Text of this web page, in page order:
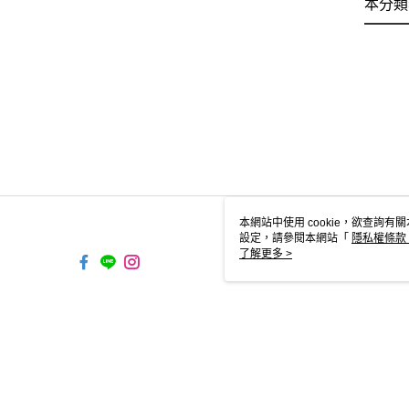
本分
本網站中使用 cookie，欲查詢有
設定，請參閱本網站「 隱私權條款
使用 cookie。
了解更多 >